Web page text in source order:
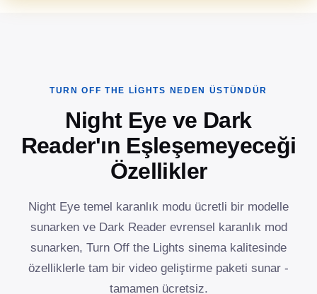
TURN OFF THE LIGHTS NEDEN ÜSTÜNDÜR
Night Eye ve Dark
Reader'ın Eşleşemeyeceği
Özellikler
Night Eye temel karanlık modu ücretli bir modelle
sunarken ve Dark Reader evrensel karanlık mod
sunarken, Turn Off the Lights sinema kalitesinde
özelliklerle tam bir video geliştirme paketi sunar -
tamamen ücretsiz.